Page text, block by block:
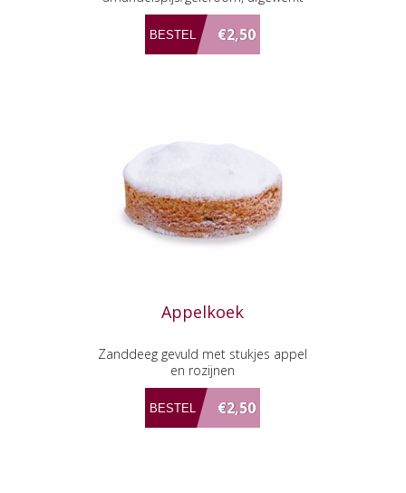
met stukjes appel en amandel
€2,50
Appelkoek
Zanddeeg gevuld met stukjes appel
en rozijnen
€2,50